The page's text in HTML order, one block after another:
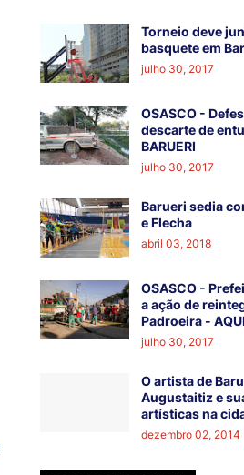
Torneio deve
basquete em
julho 30, 2017
OSASCO -
descarte de
BARUERI
julho 30, 2017
Barueri sedia
e Flecha
abril 03, 2018
OSASCO -
a ação de
Padroeira -
julho 30, 2017
O artista de
Augustaitiz e
artísticas na
dezembro 02, 2014